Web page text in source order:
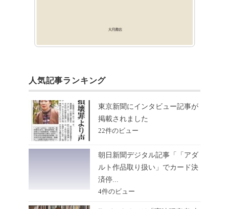
人気記事ランキング
東京新聞にインタビュー記事が
掲載されました
22件のビュー
朝日新聞デジタル記事「「アダ
ルト作品取り扱い」でカード決
済停...
4件のビュー